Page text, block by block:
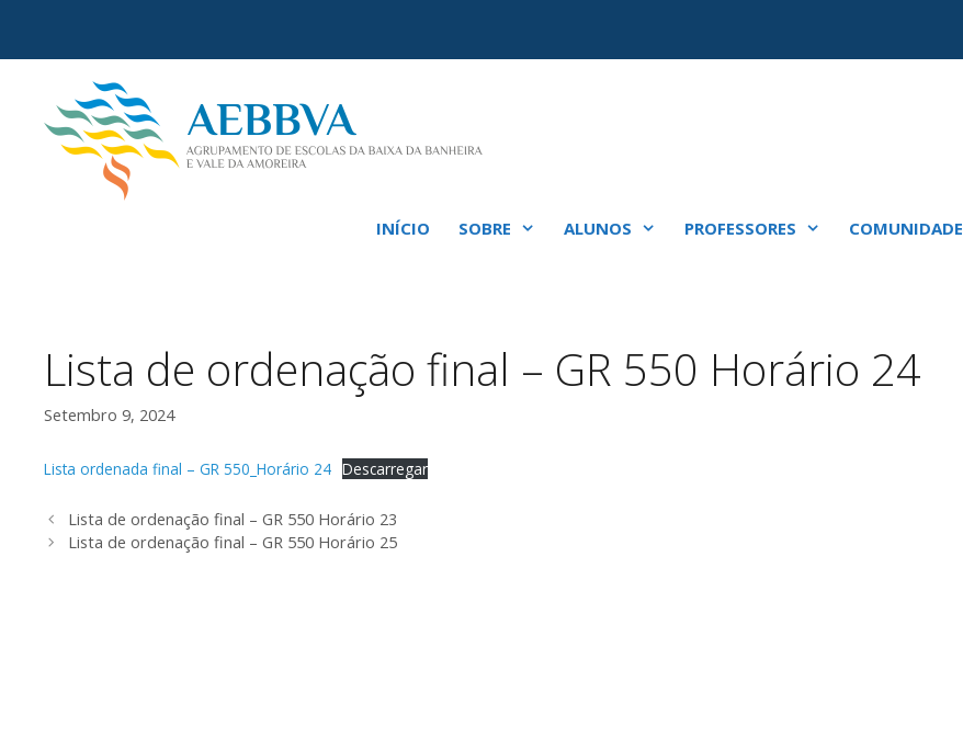
o
conteúdo
INÍCIO SOBRE ALUNOS PROFESSORES COMUNIDADE
Lista de ordenação final – GR 550 Horário 24
Setembro 9, 2024
Lista ordenada final – GR 550_Horário 24 Descarregar
Lista de ordenação final – GR 550 Horário 23
Lista de ordenação final – GR 550 Horário 25